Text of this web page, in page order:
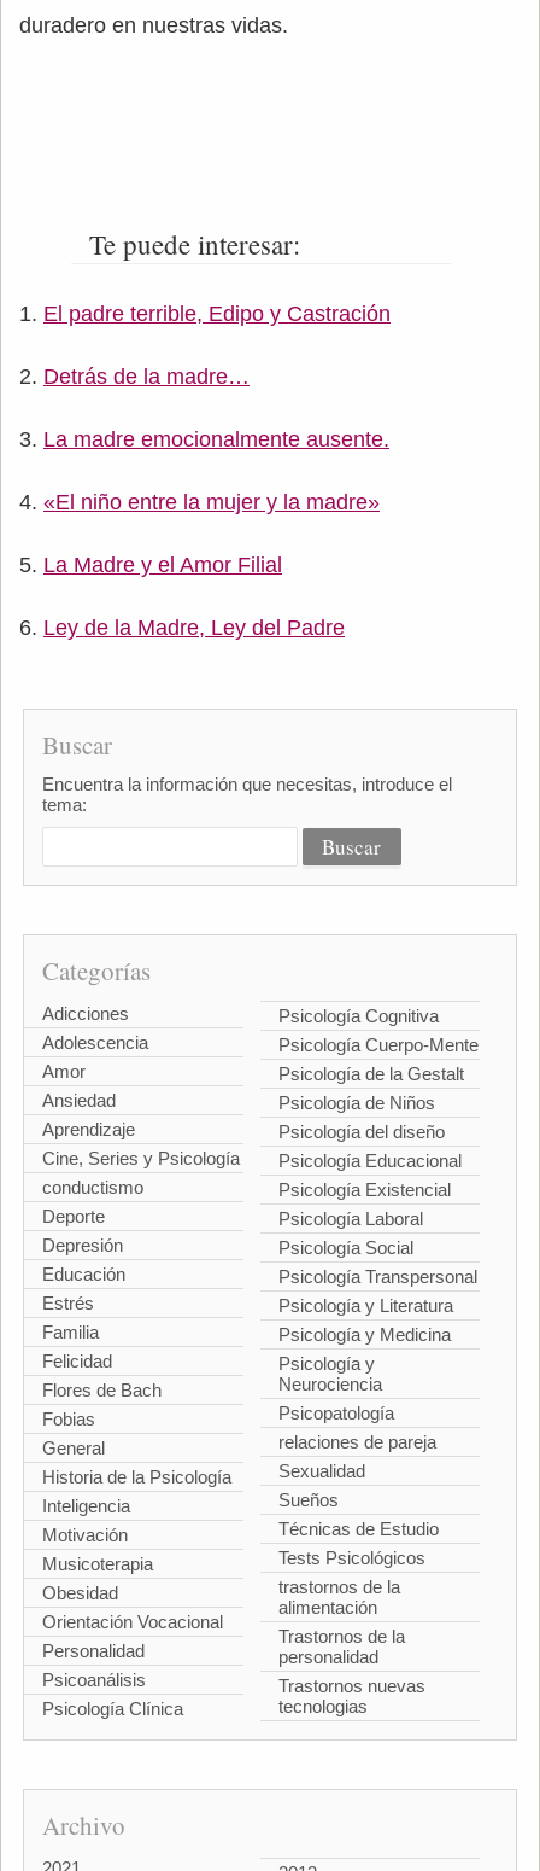
duradero en nuestras vidas.
Te puede interesar:
El padre terrible, Edipo y Castración
Detrás de la madre…
La madre emocionalmente ausente.
«El niño entre la mujer y la madre»
La Madre y el Amor Filial
Ley de la Madre, Ley del Padre
Buscar
Encuentra la información que necesitas, introduce el
tema:
Categorías
Adicciones
Adolescencia
Amor
Ansiedad
Aprendizaje
Cine, Series y Psicología
conductismo
Deporte
Depresión
Educación
Estrés
Familia
Felicidad
Flores de Bach
Fobias
General
Historia de la Psicología
Inteligencia
Motivación
Musicoterapia
Obesidad
Orientación Vocacional
Personalidad
Psicoanálisis
Psicología Clínica
Psicología Cognitiva
Psicología Cuerpo-Mente
Psicología de la Gestalt
Psicología de Niños
Psicología del diseño
Psicología Educacional
Psicología Existencial
Psicología Laboral
Psicología Social
Psicología Transpersonal
Psicología y Literatura
Psicología y Medicina
Psicología y
Neurociencia
Psicopatología
relaciones de pareja
Sexualidad
Sueños
Técnicas de Estudio
Tests Psicológicos
trastornos de la
alimentación
Trastornos de la
personalidad
Trastornos nuevas
tecnologias
Archivo